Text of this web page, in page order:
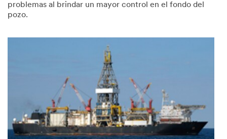
problemas al brindar un mayor control en el fondo del
pozo.